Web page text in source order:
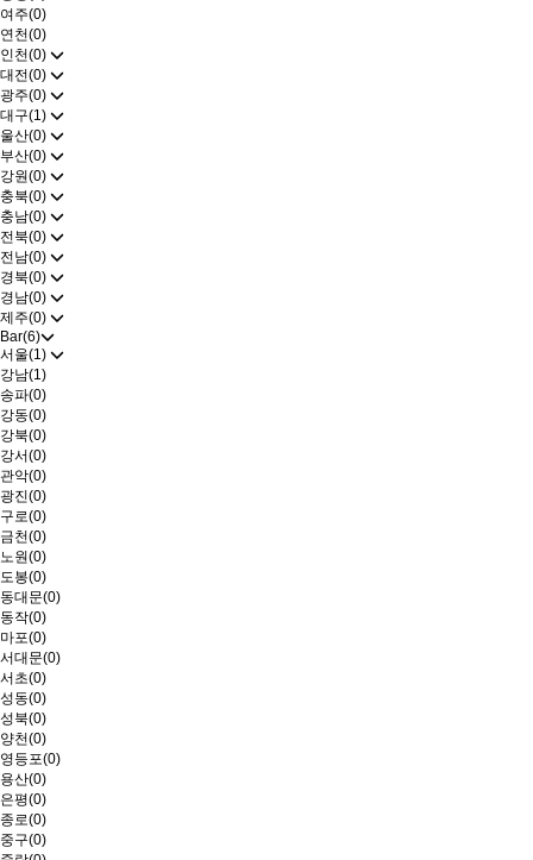
여주(0)
연천(0)
인천(0)
대전(0)
광주(0)
대구(1)
울산(0)
부산(0)
강원(0)
충북(0)
충남(0)
전북(0)
전남(0)
경북(0)
경남(0)
제주(0)
Bar(6)
서울(1)
강남(1)
송파(0)
강동(0)
강북(0)
강서(0)
관악(0)
광진(0)
구로(0)
금천(0)
노원(0)
도봉(0)
동대문(0)
동작(0)
마포(0)
서대문(0)
서초(0)
성동(0)
성북(0)
양천(0)
영등포(0)
용산(0)
은평(0)
종로(0)
중구(0)